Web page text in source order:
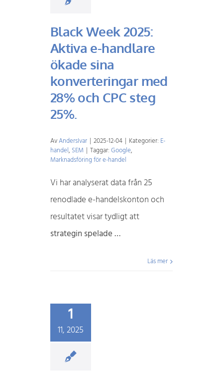
Black Week 2025:
Aktiva e-handlare
ökade sina
konverteringar med
28% och CPC steg
25%.
AvAndersIvar | 2025-12-04 | Kategorier: E-
handel, SEM | Taggar:Google,
Marknadsföring för e-handel
Vi har analyserat data från 25
renodlade e-handelskonton och
resultatet visar tydligt att
strategin spelade …
Läs mer
1
11, 2025